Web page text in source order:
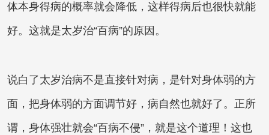
体本身得病的概率就会降低，这样得病后也很快就能
好。这就是太岁治“百病”的原因。
说白了太岁治病不是直接针对病，是针对身体弱的方
面，把身体弱的方面调节好，病自然也就好了。正所
谓，身体强壮就会“百病不侵”，就是这个道理！这也